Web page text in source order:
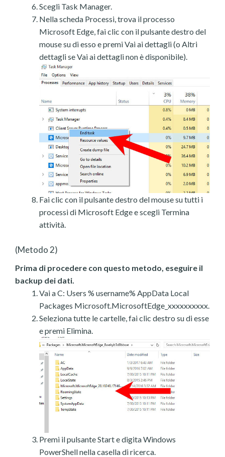
Scegli Task Manager.
Nella scheda Processi, trova il processo
Microsoft Edge, fai clic con il pulsante destro del
mouse su di esso e premi Vai ai dettagli (o Altri
dettagli se Vai ai dettagli non è disponibile).
Fai clic con il pulsante destro del mouse su tutti i
processi di Microsoft Edge e scegli Termina
attività.
(Metodo 2)
Prima di procedere con questo metodo, eseguire il
backup dei dati.
Vai a C: Users % username% AppData Local
Packages Microsoft.MicrosoftEdge_xxxxxxxxxx.
Seleziona tutte le cartelle, fai clic destro su di esse
e premi Elimina.
Premi il pulsante Start e digita Windows
PowerShell nella casella di ricerca.